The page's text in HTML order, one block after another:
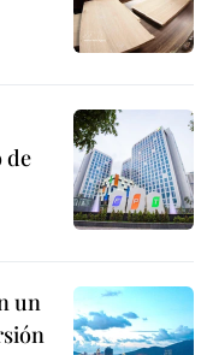
de
un